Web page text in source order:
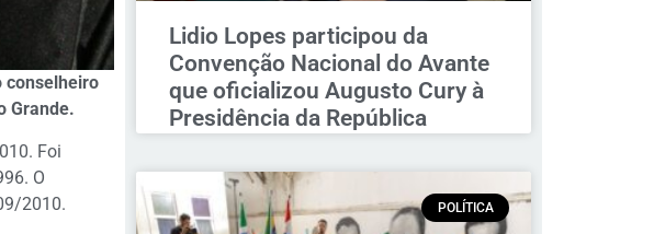
conselheiro
Grande.
Foi
O
2010.
Lidio Lopes participou da
Convenção Nacional do Avante
que oficializou Augusto Cury à
Presidência da República
POLÍTICA